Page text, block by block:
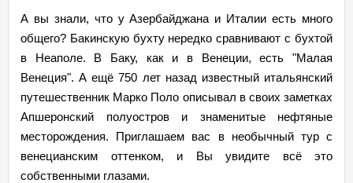
А вы знали, что у Азербайджана и Италии есть много
общего? Бакинскую бухту нередко сравнивают с бухтой
в Неаполе. В Баку, как и в Венеции, есть "Малая
Венеция". А ещё 750 лет назад известный итальянский
путешественник Марко Поло описывал в своих заметках
Апшеронский полуостров и знаменитые нефтяные
месторождения. Приглашаем вас в необычный тур с
венецианским оттенком, и Вы увидите всё это
собственными глазами.